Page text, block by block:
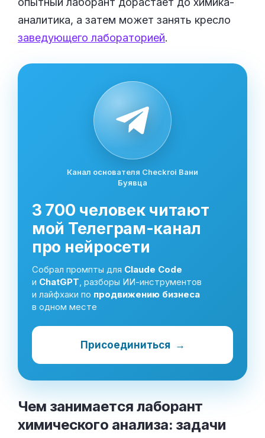
аналитика, а затем может занять кресло
заведующего лабораторией.
Канал основателя Checkroi Вани
Буявца
3 700 человек читают
мой Телеграм-канал
про нейросети
Собрал промпты для Claude Code
и ChatGPT , разборы ИИ-инструментов
и лайфхаки по продвижению бизнеса
в одном месте
Присоединиться →
Чем занимается лаборант
химического анализа: задачи